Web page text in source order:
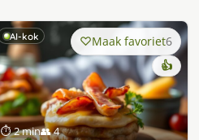
AI-kok
⏱ 2 min👥 4
Maak favoriet6
👍